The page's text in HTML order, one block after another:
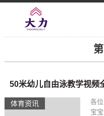
体育资讯
50米幼儿自由泳教学视频
各
宝